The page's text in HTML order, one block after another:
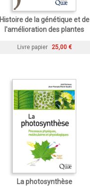
Histoire de la génétique et de
l'amélioration des plantes
Livre papier 25,00 €
La photosynthèse